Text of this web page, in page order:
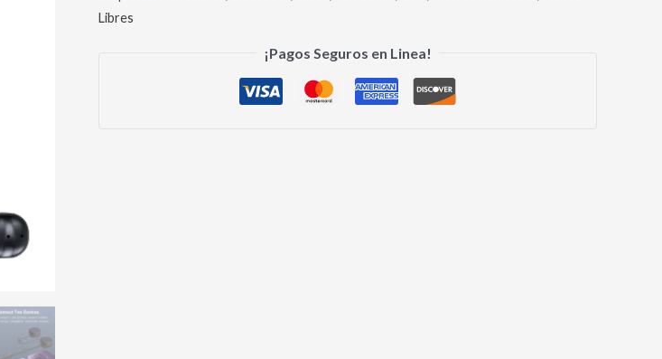
Libres
¡Pagos Seguros en Linea!